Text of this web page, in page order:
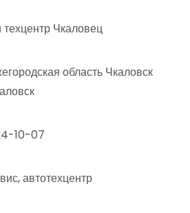
техцентр Чкаловец
область Чкаловск
10-07
автотехцентр